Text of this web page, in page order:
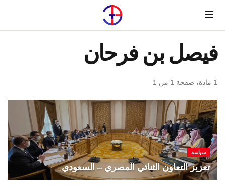
Menu
فيصل بن فرحان
1 مادة، صفحة 1 من 1
سياسة
تعزيز التعاون الثنائي المصري – السعودي